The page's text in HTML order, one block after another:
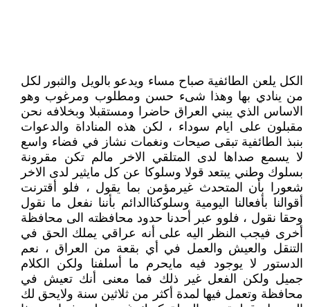
الكل يلعن الطائفية صباح مساء ويدعو بالويل والثبور لكل
من ينادي بها وهذا شىء حسن ومطلوب ومرغوب وهو
الاساس الذي يبني العراق حاضرا ومستقبلا وبخلافه نحن
مقبلون على ايام سوداء ، لكن هذه المناداة والدعوات
بنبذ الطائفية تبقى صيحات ونغمات نشاز في فضاء واسع
لا يسمع صداها لدى المتلقي الاخر مالم تكن مقرونة
بسلوك وطني يبتعد قولا وسلوكا عن كل مايثير لدى الاخر
شعورا بأن المتحدث غيرمؤمن بما يقول ، فلو أقترنت
أقوالنا بأفعالنا اليومية وسلوكناالدائم بأننا نفعل ما نقول
وحقا نقول ، فلوو عبر أحدنا حدود محافظته الى محافظة
أخرى فيجب النظر اليه على أنه عراقي يملك الحق في
التنقل والعيش والعمل في أي بقعة من العراق ، نعم
الدستور لا يوجود فيه مايحرم ما أسلفنا ولكن الكلام
جميل ولكن الفعل غير ذلك فما معنى أنك تعيش في
محافظة وتعمل فيها لمدة أكثر من ثلاثين سنة ولايحق لك